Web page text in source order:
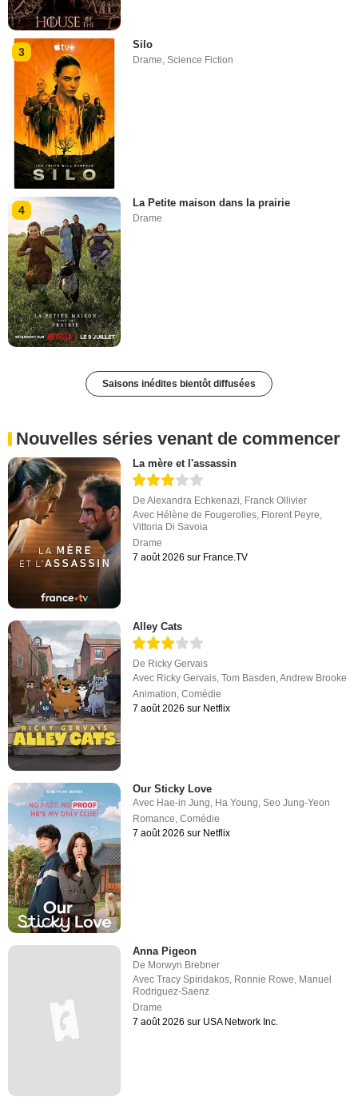
3
Silo
Drame ,Science Fiction
4
La Petite maison dans la prairie
Drame
Saisons inédites bientôt diffusées
Nouvelles séries venant de commencer
La mère et l'assassin
DeAlexandra Echkenazi, Franck Ollivier
Avec Hélène de Fougerolles, Florent Peyre,
Vittoria Di Savoia
Drame
7 août 2026 sur France.TV
Alley Cats
De Ricky Gervais
Avec Ricky Gervais ,Tom Basden ,Andrew Brooke
Animation ,Comédie
7 août 2026 sur Netflix
Our Sticky Love
Avec Hae-in Jung, Ha Young,Seo Jung-Yeon
Romance,Comédie
7 août 2026 sur Netflix
Anna Pigeon
De Morwyn Brebner
AvecTracy Spiridakos, Ronnie Rowe, Manuel
Rodriguez-Saenz
Drame
7 août 2026 sur USA Network Inc.